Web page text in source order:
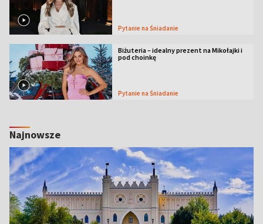
Pytanie na Śniadanie
Biżuteria – idealny prezent na Mikołajki i
pod choinkę
Pytanie na Śniadanie
Najnowsze